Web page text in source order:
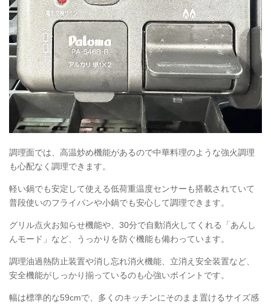
調理面では、高温炒め機能があるので中華料理のような強火調理
も心配なく調理できます。
軽い鍋でも安定して使える低荷重温度センサーも搭載されていて
普段使いのフライパンや小鍋でも安心して調理できます。
グリル点火お知らせ機能や、30分で自動消火してくれる「あんし
んモード」など、うっかりを防ぐ機能も備わっています。
調理油過熱防止装置や消し忘れ消火機能、立消え安全装置など、
安全機能がしっかり揃っているのも心強いポイントです。
幅は標準的な59cmで、多くのキッチンにそのまま置けるサイズ感